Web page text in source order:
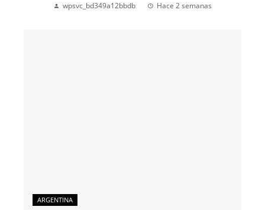
wpsvc_bd349a12bbdb Hace 2 semanas
ARGENTINA